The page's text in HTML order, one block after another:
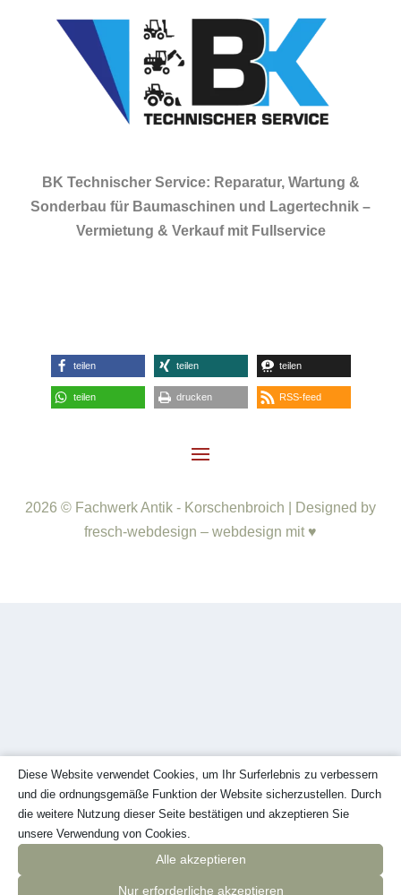
BK Technischer Service: Reparatur, Wartung &
Sonderbau für Baumaschinen und Lagertechnik –
Vermietung & Verkauf mit Fullservice
teilen teilen teilen
teilen drucken RSS-feed
2026 © Fachwerk Antik - Korschenbroich | Designed by
fresch-webdesign – webdesign mit ♥
Diese Website verwendet Cookies, um Ihr Surferlebnis zu verbessern
und die ordnungsgemäße Funktion der Website sicherzustellen. Durch
die weitere Nutzung dieser Seite bestätigen und akzeptieren Sie
unsere Verwendung von Cookies.
Alle akzeptieren
Nur erforderliche akzeptieren